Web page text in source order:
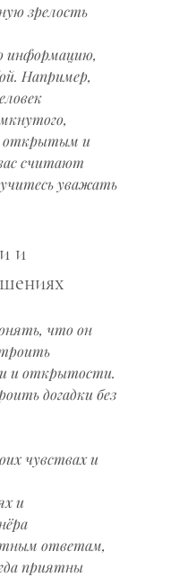
зрелость
информацию,
Например,
открытым и
считают
уважать
и
что он
и открытости.
догадки без
чувствах и
и
ответам,
приятны